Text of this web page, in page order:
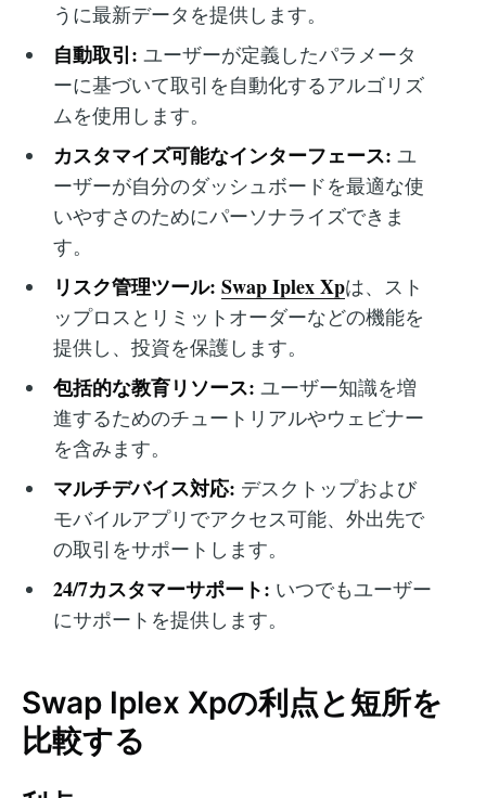
うに最新データを提供します。
自動取引: ユーザーが定義したパラメータ
ーに基づいて取引を自動化するアルゴリズ
ムを使用します。
カスタマイズ可能なインターフェース: ユ
ーザーが自分のダッシュボードを最適な使
いやすさのためにパーソナライズできま
す。
リスク管理ツール: Swap Iplex Xpは、スト
ップロスとリミットオーダーなどの機能を
提供し、投資を保護します。
包括的な教育リソース: ユーザー知識を増
進するためのチュートリアルやウェビナー
を含みます。
マルチデバイス対応: デスクトップおよび
モバイルアプリでアクセス可能、外出先で
の取引をサポートします。
24/7カスタマーサポート: いつでもユーザー
にサポートを提供します。
Swap Iplex Xpの利点と短所を
比較する